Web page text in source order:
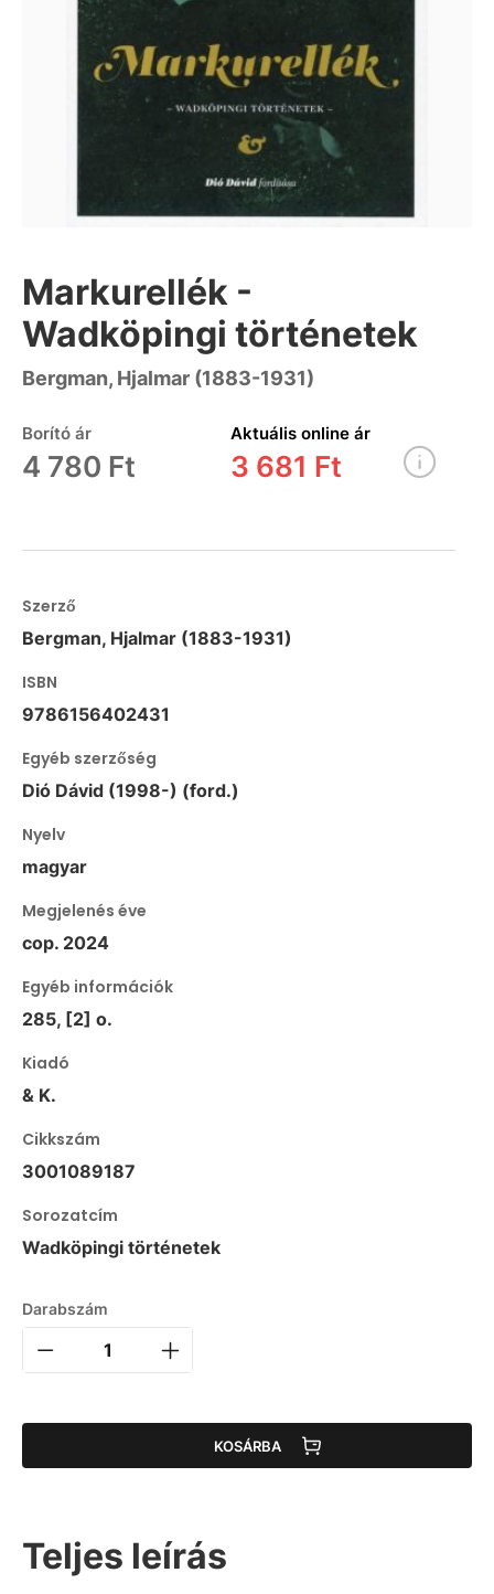
Markurellék -
Wadköpingi történetek
Bergman, Hjalmar (1883-1931)
Borító ár
4 780 Ft
Aktuális online ár
3 681 Ft
Szerző
Bergman, Hjalmar (1883-1931)
ISBN
9786156402431
Egyéb szerzőség
Dió Dávid (1998-) (ford.)
Nyelv
magyar
Megjelenés éve
cop. 2024
Egyéb információk
285, [2] o.
Kiadó
& K.
Cikkszám
3001089187
Sorozatcím
Wadköpingi történetek
Darabszám
KOSÁRBA
Teljes leírás